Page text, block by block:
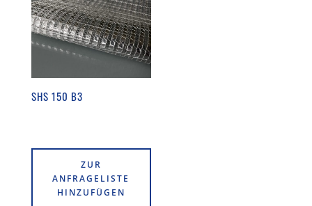
SHS 150 B3
ZUR
ANFRAGELISTE
HINZUFÜGEN